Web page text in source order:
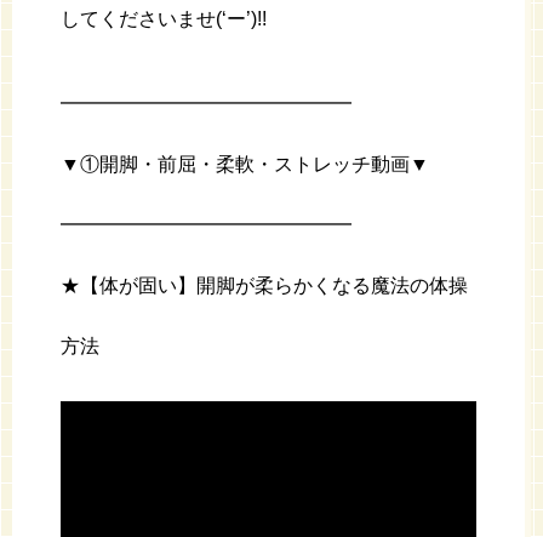
してくださいませ(‘ー’)!!
━━━━━━━━━━━━━━━
▼①開脚・前屈・柔軟・ストレッチ動画▼
━━━━━━━━━━━━━━━
★【体が固い】開脚が柔らかくなる魔法の体操
方法